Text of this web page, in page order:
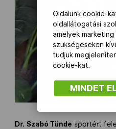
Dr. Szabó Tünde sportért
Oldalunk cookie-
oldallátogatási
amelyek
szükségeseken
tudjuk
cookie-kat.
MINDET